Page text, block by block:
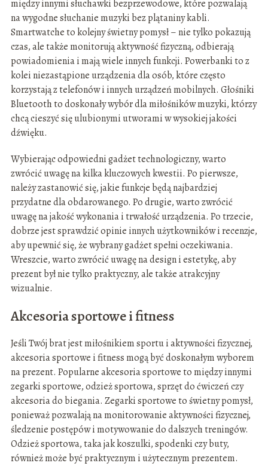
między innymi słuchawki bezprzewodowe, które pozwalają
na wygodne słuchanie muzyki bez plątaniny kabli.
Smartwatche to kolejny świetny pomysł – nie tylko pokazują
czas, ale także monitorują aktywność fizyczną, odbierają
powiadomienia i mają wiele innych funkcji. Powerbanki to z
kolei niezastąpione urządzenia dla osób, które często
korzystają z telefonów i innych urządzeń mobilnych. Głośniki
Bluetooth to doskonały wybór dla miłośników muzyki, którzy
chcą cieszyć się ulubionymi utworami w wysokiej jakości
dźwięku.
Wybierając odpowiedni gadżet technologiczny, warto
zwrócić uwagę na kilka kluczowych kwestii. Po pierwsze,
należy zastanowić się, jakie funkcje będą najbardziej
przydatne dla obdarowanego. Po drugie, warto zwrócić
uwagę na jakość wykonania i trwałość urządzenia. Po trzecie,
dobrze jest sprawdzić opinie innych użytkowników i recenzje,
aby upewnić się, że wybrany gadżet spełni oczekiwania.
Wreszcie, warto zwrócić uwagę na design i estetykę, aby
prezent był nie tylko praktyczny, ale także atrakcyjny
wizualnie.
Akcesoria sportowe i fitness
Jeśli Twój brat jest miłośnikiem sportu i aktywności fizycznej,
akcesoria sportowe i fitness mogą być doskonałym wyborem
na prezent. Popularne akcesoria sportowe to między innymi
zegarki sportowe, odzież sportowa, sprzęt do ćwiczeń czy
akcesoria do biegania. Zegarki sportowe to świetny pomysł,
ponieważ pozwalają na monitorowanie aktywności fizycznej,
śledzenie postępów i motywowanie do dalszych treningów.
Odzież sportowa, taka jak koszulki, spodenki czy buty,
również może być praktycznym i użytecznym prezentem.